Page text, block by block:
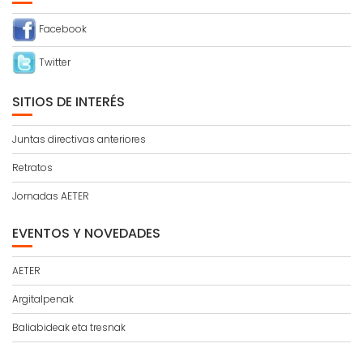
Facebook
Twitter
SITIOS DE INTERÉS
Juntas directivas anteriores
Retratos
Jornadas AETER
EVENTOS Y NOVEDADES
AETER
Argitalpenak
Baliabideak eta tresnak